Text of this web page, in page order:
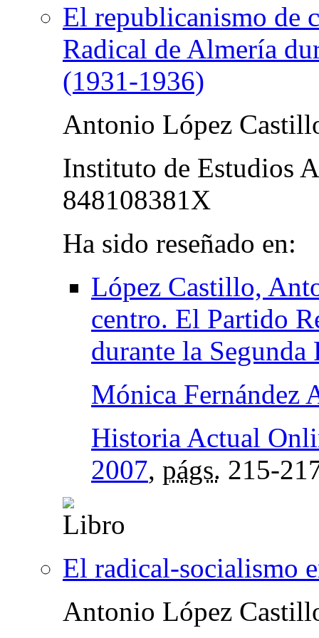
El republicanismo de
Radical de Almería
(1931-1936)
Antonio López
Instituto de Estudios
848108381X
Ha sido reseñado en:
López Castillo,
centro. El Partido
durante la
Mónica Fernández
Historia Actual
2007, págs. 215-
El radical-socialismo
Antonio López